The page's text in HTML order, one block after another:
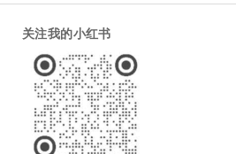
关注我的小红书